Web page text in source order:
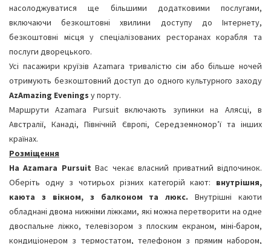
насолоджуватися ще більшими додатковими послугами,
включаючи безкоштовні хвилини доступу до Інтернету,
безкоштовні місця у спеціалізованих ресторанах корабля та
послуги дворецького.
Усі пасажири круїзів Azamara тривалістю сім або більше ночей
отримують безкоштовний доступ до одного культурного заходу
AzAmazing Evenings у порту.
Маршрути Azamara Pursuit включають зупинки на Алясці, в
Австралії, Канаді, Північній Європі, Середземномор’ї та інших
країнах.
Розміщення
НаAzamara PursuitВас чекає власний приватний відпочинок.
Оберіть одну з чотирьох різних категорій кают: внутрішня,
каюта з вікном, з балконом та люкс. Внутрішні каюти
обладнані двома нижніми ліжками, які можна перетворити на одне
двоспальне ліжко, телевізором з плоским екраном, міні-баром,
кондиціонером з термостатом, телефоном з прямим набором,